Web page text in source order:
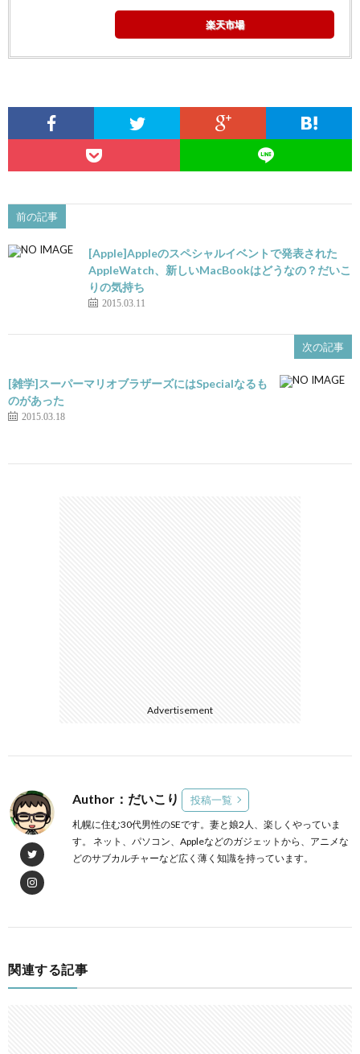
楽天市場
前の記事
[Apple]Appleのスペシャルイベントで発表された
AppleWatch、新しいMacBookはどうなの？だいこ
りの気持ち
2015.03.11
次の記事
[雑学]スーパーマリオブラザーズにはSpecialなるも
のがあった
2015.03.18
Advertisement
Author：だいこり 投稿一覧
札幌に住む30代男性のSEです。妻と娘2人、楽しくやっていま
す。 ネット、パソコン、Appleなどのガジェットから、アニメな
どのサブカルチャーなど広く薄く知識を持っています。
関連する記事